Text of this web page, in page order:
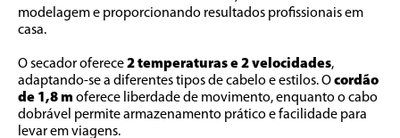
modelagem e proporcionando resultados profissionais em
casa.
O secador oferece 2 temperaturas e 2 velocidades,
adaptando-se a diferentes tipos de cabelo e estilos. O cordão
de 1,8 m oferece liberdade de movimento, enquanto o cabo
dobrável permite armazenamento prático e facilidade para
levar em viagens.